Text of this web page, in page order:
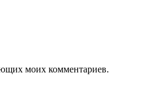
моих комментариев.